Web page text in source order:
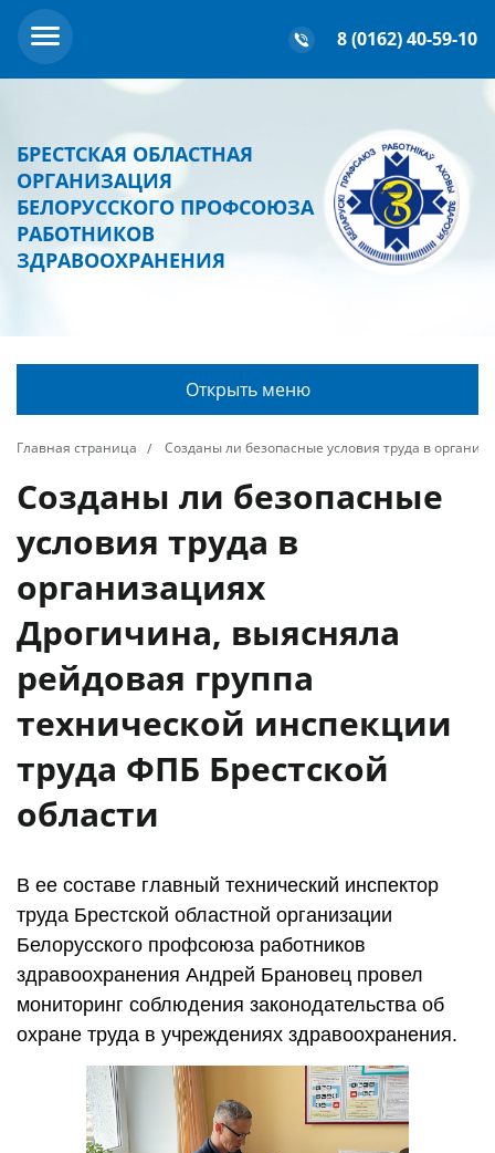
8 (0162) 40-59-10
БРЕСТСКАЯ ОБЛАСТНАЯ
ОРГАНИЗАЦИЯ
БЕЛОРУССКОГО ПРОФСОЮЗА
РАБОТНИКОВ
ЗДРАВООХРАНЕНИЯ
Открыть меню
Главная страница Созданы ли безопасные условия труда в
Созданы ли безопасные
условия труда в
организациях
Дрогичина, выясняла
рейдовая группа
технической инспекции
труда ФПБ Брестской
области
В ее составе главный технический инспектор
труда Брестской областной организации
Белорусского профсоюза работников
здравоохранения Андрей Брановец провел
мониторинг соблюдения законодательства об
охране труда в учреждениях здравоохранения.